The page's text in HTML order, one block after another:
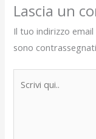
Lascia un
Il tuo indirizzo
sono